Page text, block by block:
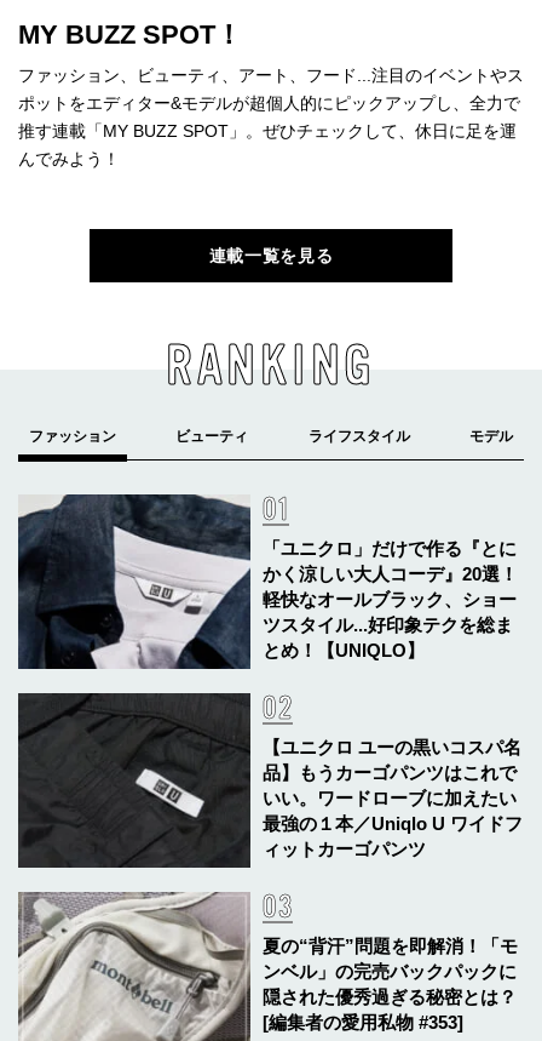
MY BUZZ SPOT！
ファッション、ビューティ、アート、フード...注目のイベントやス
ポットをエディター&モデルが超個人的にピックアップし、全力で
推す連載「MY BUZZ SPOT」。ぜひチェックして、休日に足を運
んでみよう！
連載一覧を見る
RANKING
「ユニクロ」だけで作る『とに
かく涼しい大人コーデ』20選！
軽快なオールブラック、ショー
ツスタイル...好印象テクを総ま
とめ！【UNIQLO】
【ユニクロ ユーの黒いコスパ名
品】もうカーゴパンツはこれで
いい。ワードローブに加えたい
最強の１本／Uniqlo U ワイドフ
ィットカーゴパンツ
夏の“背汗”問題を即解消！「モ
ンベル」の完売バックパックに
隠された優秀過ぎる秘密とは？
[編集者の愛用私物 #353]